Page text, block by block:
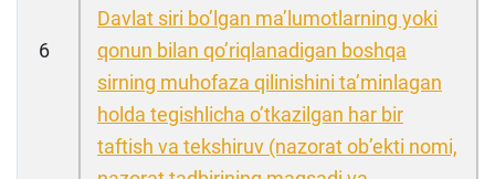
6
Davlat siri boʼlgan maʼlumotlarning yoki
qonun bilan qoʼriqlanadigan boshqa
sirning muhofaza qilinishini taʼminlagan
holda tegishlicha oʼtkazilgan har bir
taftish va tekshiruv (nazorat obʼekti nomi,